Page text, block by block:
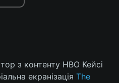
з контенту HBO Кейсі
екранізація The